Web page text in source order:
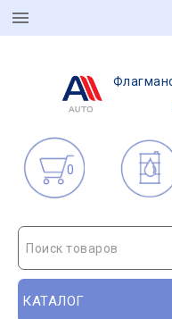
0
Поиск товаров
КАТАЛОГ